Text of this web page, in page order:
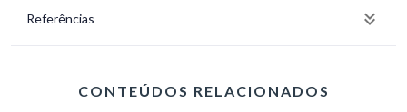
Referências
CONTEÚDOS RELACIONADOS